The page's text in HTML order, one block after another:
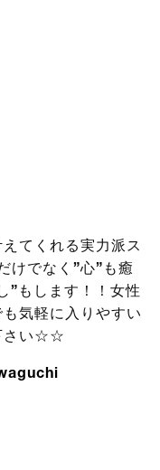
てくれる実力派ス
けでなく”心”も癒
”もします！！女性
気軽に入りやすい
さい☆☆